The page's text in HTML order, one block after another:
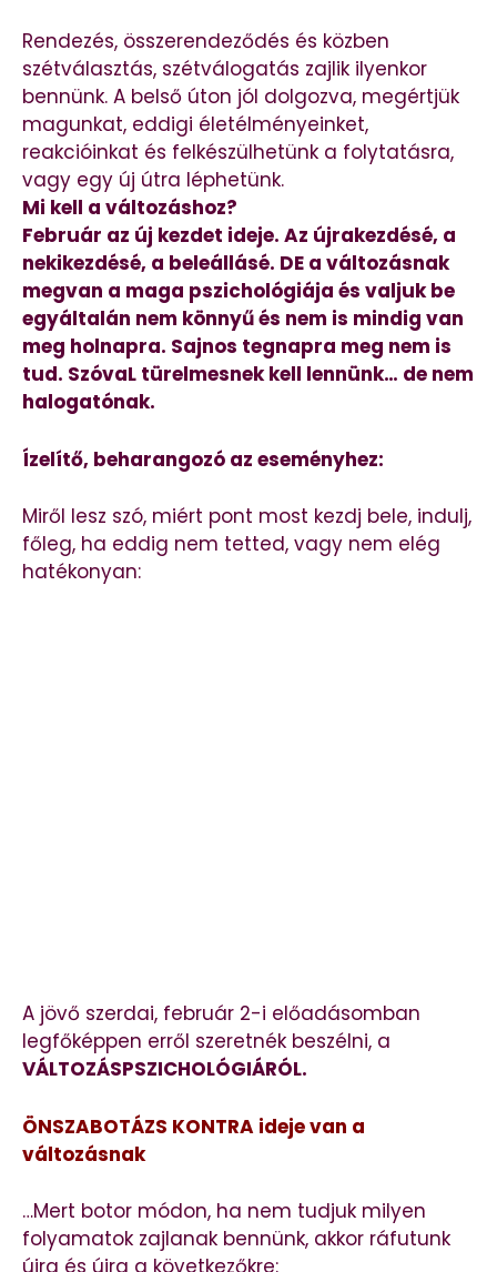
Rendezés, összerendeződés és közben
szétválasztás, szétválogatás zajlik ilyenkor
bennünk. A belső úton jól dolgozva, megértjük
magunkat, eddigi életélményeinket,
reakcióinkat és felkészülhetünk a folytatásra,
vagy egy új útra léphetünk.
Mi kell a változáshoz?
Február az új kezdet ideje. Az újrakezdésé, a
nekikezdésé, a beleállásé. DE a változásnak
megvan a maga pszichológiája és valjuk be
egyáltalán nem könnyű és nem is mindig van
meg holnapra. Sajnos tegnapra meg nem is
tud. SzóvaL türelmesnek kell lennünk… de nem
halogatónak.
Ízelítő, beharangozó az eseményhez:
Miről lesz szó, miért pont most kezdj bele, indulj,
főleg, ha eddig nem tetted, vagy nem elég
hatékonyan:
A jövő szerdai, február 2-i előadásomban
legfőképpen erről szeretnék beszélni, a
VÁLTOZÁSPSZICHOLÓGIÁRÓL.
ÖNSZABOTÁZS KONTRA ideje van a
változásnak
…Mert botor módon, ha nem tudjuk milyen
folyamatok zajlanak bennünk, akkor ráfutunk